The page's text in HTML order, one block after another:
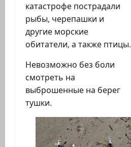
катастрофе пострадали
рыбы, черепашки и
другие морские
обитатели, а также птицы.
Невозможно без боли
смотреть на
выброшенные на берег
тушки.